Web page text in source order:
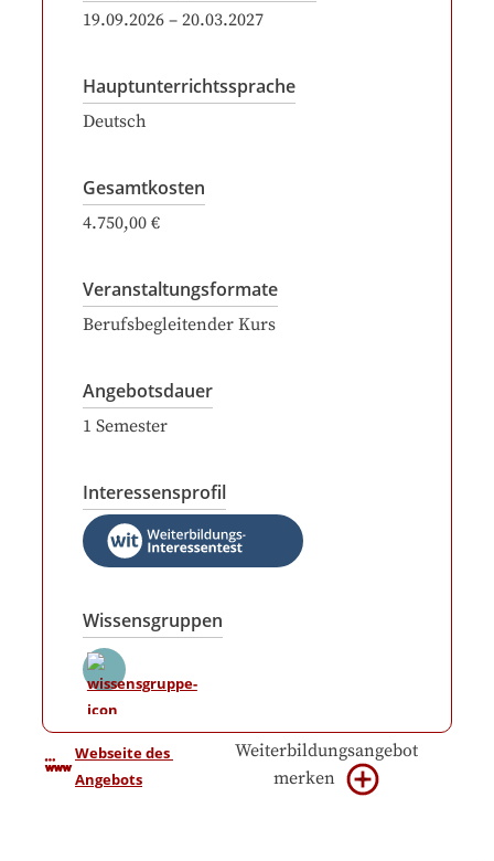
19.09.2026 – 20.03.2027
Hauptunterrichtssprache
Deutsch
Gesamtkosten
4.750,00 €
Veranstaltungsformate
Berufsbegleitender Kurs
Angebotsdauer
1 Semester
Interessensprofil
Wissensgruppen
Webseite des
Angebots
Weiterbildungsangebot
merken